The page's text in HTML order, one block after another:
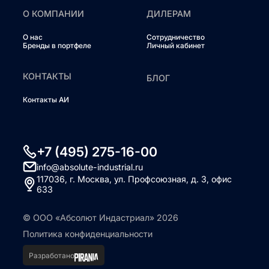
О КОМПАНИИ
О нас
Бренды в портфеле
ДИЛЕРАМ
Сотрудничество
Личный кабинет
КОНТАКТЫ
Контакты АИ
БЛОГ
+7 (495) 275-16-00
info@absolute-industrial.ru
117036, г. Москва, ул. Профсоюзная, д. 3, офис
633
© ООО «Абсолют Индастриал» 2026
Политика конфиденциальности
Разработано